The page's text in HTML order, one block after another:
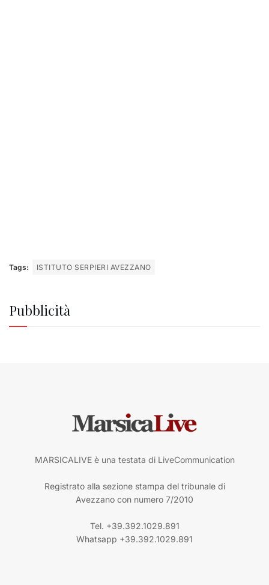
Tags: ISTITUTO SERPIERI AVEZZANO
Pubblicità
MARSICALIVE è una testata di LiveCommunication
Registrato alla sezione stampa del tribunale di
Avezzano con numero 7/2010
Tel. +39.392.1029.891
Whatsapp +39.392.1029.891